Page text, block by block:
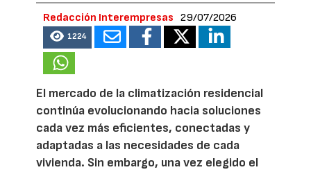
Redacción Interempresas 29/07/2026
1224
El mercado de la climatización residencial
continúa evolucionando hacia soluciones
cada vez más eficientes, conectadas y
adaptadas a las necesidades de cada
vivienda. Sin embargo, una vez elegido el